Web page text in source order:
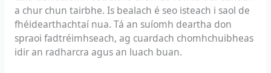
a chur chun tairbhe. Is bealach é seo isteach i saol de
fhéidearthachtaí nua. Tá an suíomh deartha don
spraoi fadtréimhseach, ag cuardach chomhchuibheas
idir an radharcra agus an luach buan.